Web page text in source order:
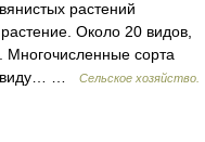
растений
Около 20 видов,
сорта
виду… …
Сельское хозяйство.